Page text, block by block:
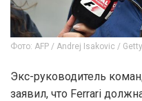
Фото: AFP / Andrej Isakovic /
Экс-руководитель
заявил, что Ferrari